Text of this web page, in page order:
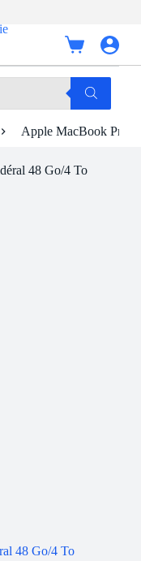
Panier
d’achat
Apple MacBook Pro
48 Go/4 To